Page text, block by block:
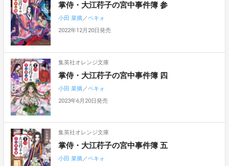
掌侍・大江荇子の宮中事件簿 参
小田 菜摘／ペキォ
2022年12月20日発売
集英社オレンジ文庫
掌侍・大江荇子の宮中事件簿 四
小田 菜摘 ／ペキォ
2023年6月20日発売
集英社オレンジ文庫
掌侍・大江荇子の宮中事件簿 五
小田 菜摘／ペキォ